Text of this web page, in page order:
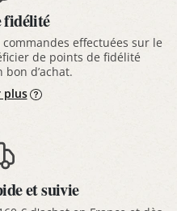
fidélité
effectuées sur le
de points de fidélité
d’achat.
plus
et suivie